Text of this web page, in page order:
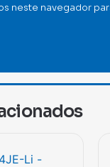
neste navegador